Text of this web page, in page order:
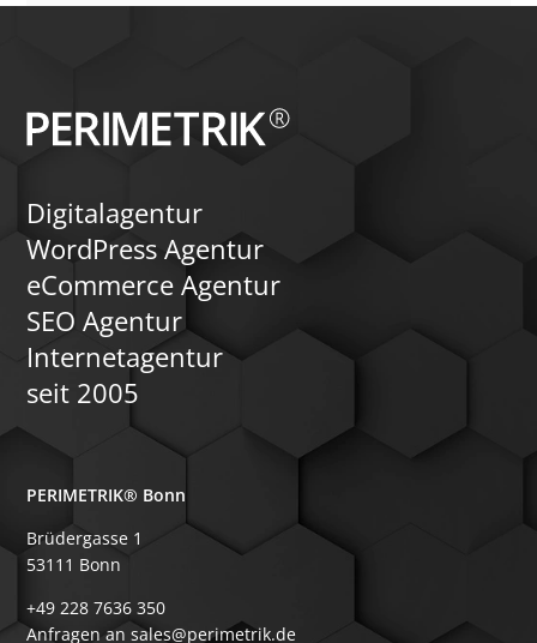
Digitalagentur
WordPress Agentur
eCommerce Agentur
SEO Agentur
Internetagentur
seit 2005
PERIMETRIK® Bonn
Brüdergasse 1
53111 Bonn
+49 228 7636 350
Anfragen an sales@perimetrik.de